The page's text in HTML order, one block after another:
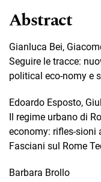
Abstract
Gianluca Bei,
Seguire le tracce:
political eco-nomy e
Edoardo Esposto,
Il regime urbano di
economy: rifles-sioni
Fasciani sul Rome
Barbara Brollo